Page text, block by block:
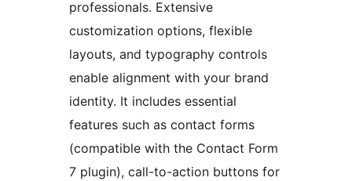
professionals. Extensive
customization options, flexible
layouts, and typography controls
enable alignment with your brand
identity. It includes essential
features such as contact forms
(compatible with the Contact Form
7 plugin), call-to-action buttons for